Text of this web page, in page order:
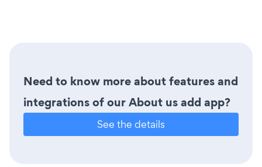
Need to know more about features and
integrations of our About us add app?
See the details